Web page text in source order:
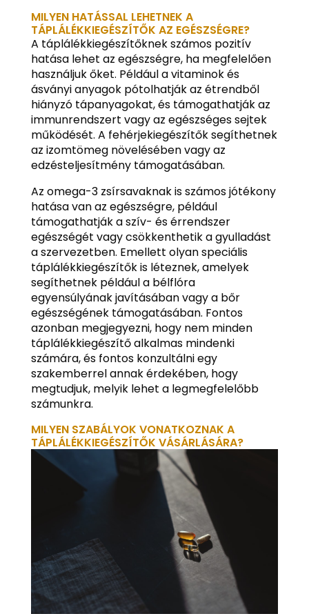
MILYEN HATÁSSAL LEHETNEK A
TÁPLÁLÉKKIEGÉSZÍTŐK AZ EGÉSZSÉGRE?
A táplálékkiegészítőknek számos pozitív
hatása lehet az egészségre, ha megfelelően
használjuk őket. Például a vitaminok és
ásványi anyagok pótolhatják az étrendből
hiányzó tápanyagokat, és támogathatják az
immunrendszert vagy az egészséges sejtek
működését. A fehérjekiegészítők segíthetnek
az izomtömeg növelésében vagy az
edzésteljesítmény támogatásában.
Az omega-3 zsírsavaknak is számos jótékony
hatása van az egészségre, például
támogathatják a szív- és érrendszer
egészségét vagy csökkenthetik a gyulladást
a szervezetben. Emellett olyan speciális
táplálékkiegészítők is léteznek, amelyek
segíthetnek például a bélflóra
egyensúlyának javításában vagy a bőr
egészségének támogatásában. Fontos
azonban megjegyezni, hogy nem minden
táplálékkiegészítő alkalmas mindenki
számára, és fontos konzultálni egy
szakemberrel annak érdekében, hogy
megtudjuk, melyik lehet a legmegfelelőbb
számunkra.
MILYEN SZABÁLYOK VONATKOZNAK A
TÁPLÁLÉKKIEGÉSZÍTŐK VÁSÁRLÁSÁRA?